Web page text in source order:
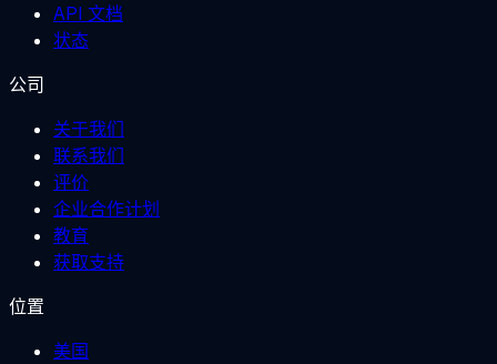
API 文档
状态
公司
关于我们
联系我们
评价
企业合作计划
教育
获取支持
位置
美国